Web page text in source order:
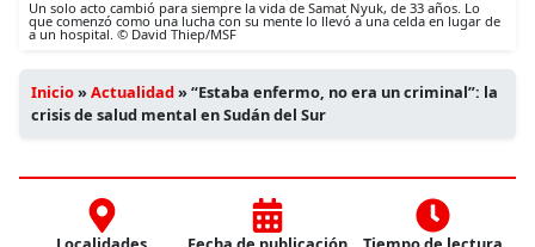
Un solo acto cambió para siempre la vida de Samat Nyuk, de 33 años. Lo
que comenzó como una lucha con su mente lo llevó a una celda en lugar de
a un hospital. © David Thiep/MSF
Inicio»Actualidad»“Estaba enfermo, no era un criminal”: la
crisis de salud mental en Sudán del Sur